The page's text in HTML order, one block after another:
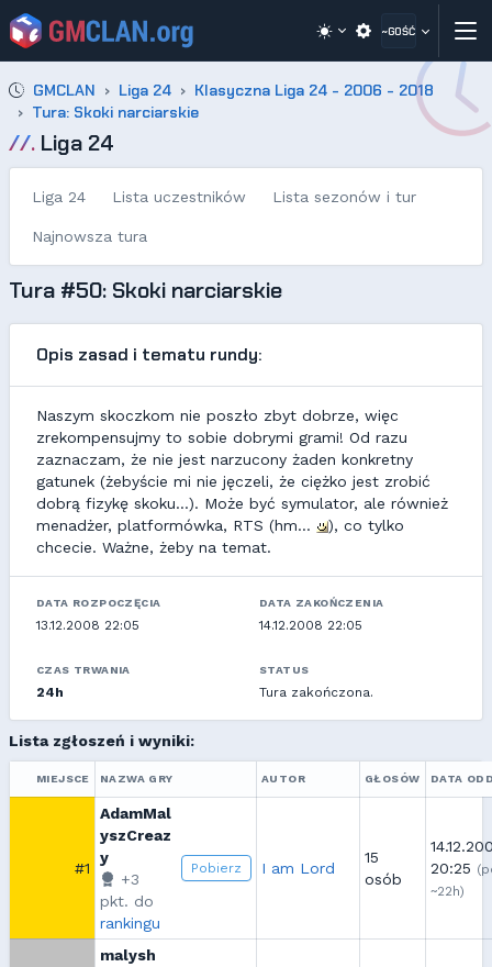
~GOŚĆ
GMCLAN Liga 24
Klasyczna Liga 24 - 2006 - 2018
Tura: Skoki narciarskie
//. Liga 24
Liga 24 Lista uczestników Lista sezonów i tur
Najnowsza tura
Tura #50: Skoki narciarskie
Opis zasad i tematu rundy:
Naszym skoczkom nie poszło zbyt dobrze, więc
zrekompensujmy to sobie dobrymi grami! Od razu
zaznaczam, że nie jest narzucony żaden konkretny
gatunek (żebyście mi nie jęczeli, że ciężko jest zrobić
dobrą fizykę skoku...). Może być symulator, ale również
menadżer, platformówka, RTS (hm...
), co tylko
chcecie. Ważne, żeby na temat.
DATA ROZPOCZĘCIA
13.12.2008 22:05
DATA ZAKOŃCZENIA
14.12.2008 22:05
CZAS TRWANIA
24h
STATUS
Tura zakończona.
Lista zgłoszeń i wyniki:
MIEJSCE NAZWA GRY AUTOR GŁOSÓW DATA
#1
AdamMal
yszCreaz
y
+3
pkt. do
rankingu
Pobierz I am Lord
15
osób
20:25
~22h)
malysh